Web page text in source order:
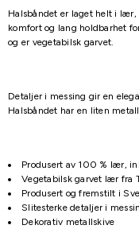
Halsbåndet er laget helt i
komfort og lang holdbarhet
og er vegetabilsk garvet.
Detaljer i messing gir en
Halsbåndet har en liten
Produsert av 100 % lær,
Vegetabilsk garvet lær fra
Produsert og fremstilt i
Slitesterke detaljer i
Dekorativ metallskive